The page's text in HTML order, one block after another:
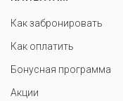
Как забронировать
Как оплатить
Бонусная программа
Акции